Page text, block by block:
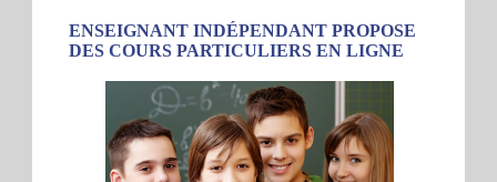
ENSEIGNANT INDÉPENDANT PROPOSE
DES COURS PARTICULIERS EN LIGNE